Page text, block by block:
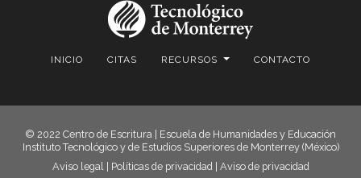
INICIO CITAS RECURSOS CONTACTO
© 2022 Centro de Escritura | Escuela de Humanidades y Educación
Instituto Tecnológico y de Estudios Superiores de Monterrey (México)
Aviso legal | Políticas de privacidad | Aviso de privacidad